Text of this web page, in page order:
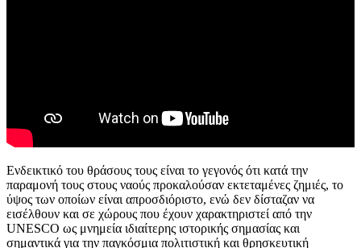
Ενδεικτικό του θράσους τους είναι το γεγονός ότι κατά την
παραμονή τους στους ναούς προκαλούσαν εκτεταμένες ζημιές, το
ύψος των οποίων είναι απροσδιόριστο, ενώ δεν δίσταζαν να
εισέλθουν και σε χώρους που έχουν χαρακτηριστεί από την
UNESCO ως μνημεία ιδιαίτερης ιστορικής σημασίας και
σημαντικά για την παγκόσμια πολιτιστική και θρησκευτική